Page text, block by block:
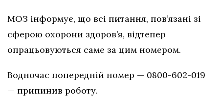
МОЗ інформує, що всі питання, пов’язані зі
сферою охорони здоров’я, відтепер
опрацьовуються саме за цим номером.
Водночас попередній номер — 0800-602-019
— припинив роботу.